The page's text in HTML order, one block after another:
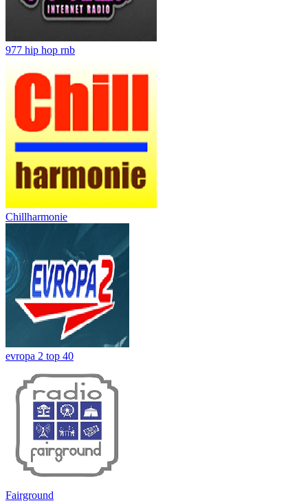
977 hip hop rnb
Chillharmonie
evropa 2 top 40
Fairground